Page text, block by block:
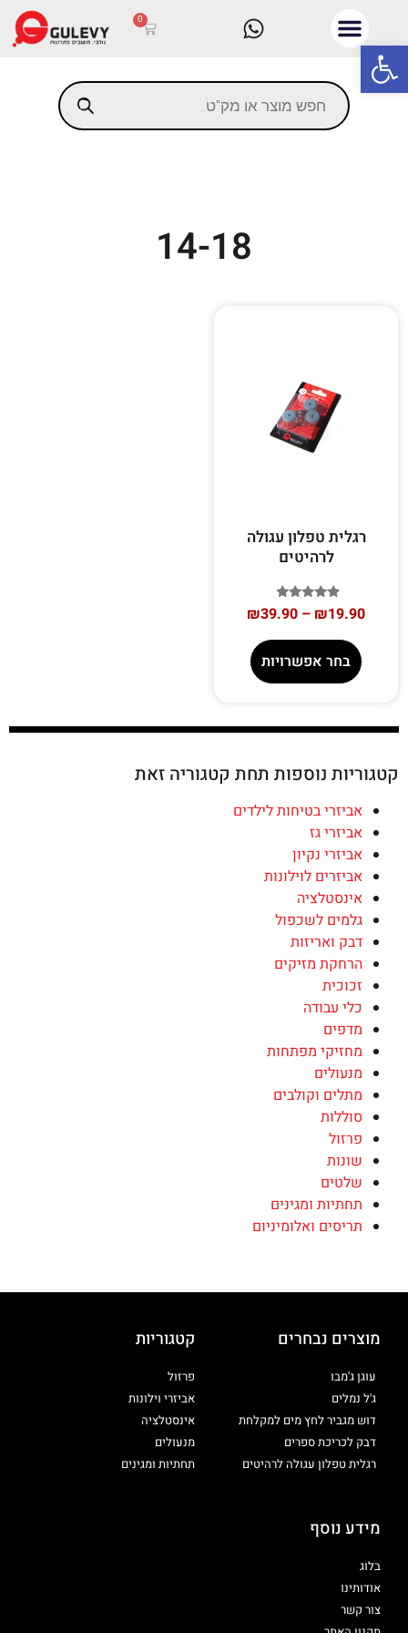
פתח סרגל נגישות
0
14-18
רגלית טפלון עגולה
לרהיטים
דורג
5.00₪19.90
–
₪39.90
בחר אפשרויות
קטגוריות נוספות תחת קטגוריה זאת
אביזרי בטיחות לילדים
אביזרי גז
אביזרי נקיון
אביזרים לוילונות
אינסטלציה
גלמים לשכפול
דבק ואריזות
הרחקת מזיקים
זכוכית
כלי עבודה
מדפים
מחזיקי מפתחות
מנעולים
מתלים וקולבים
סוללות
פרזול
שונות
שלטים
תחתיות ומגינים
תריסים ואלומיניום
מוצרים נבחרים
עוגן ג'מבו
ג'ל נמלים
דוש מגביר לחץ מים למקלחת
דבק לכריכת ספרים
רגלית טפלון עגולה לרהיטים
קטגוריות
פרזול
אביזרי וילונות
אינסטלציה
מנעולים
תחתיות ומגינים
מידע נוסף
בלוג
אודותינו
צור קשר